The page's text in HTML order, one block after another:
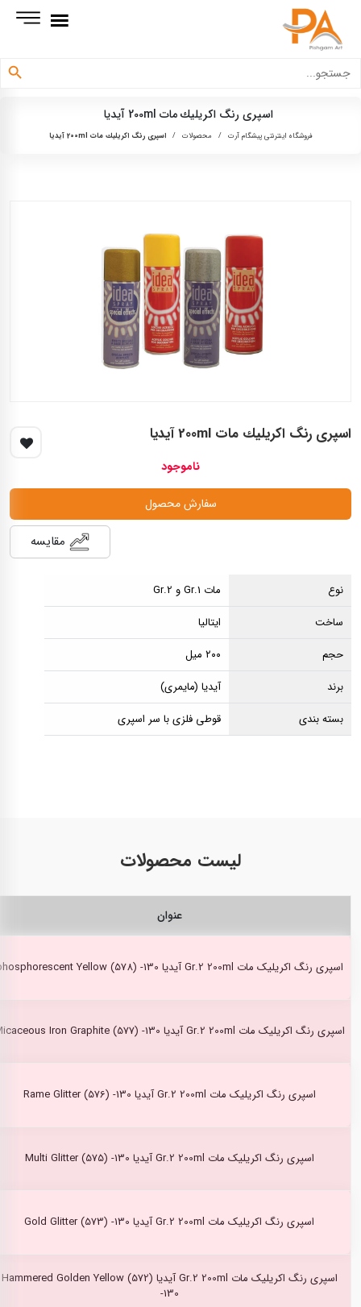
برای:
دکمه جستجو
اسپری رنگ اكريليك مات 200ml آيديا
فروشگاه اینترنتی پیشگام آرت / محصولات / اسپری رنگ اكريليك مات 200ml آيديا
اسپری رنگ اكريليك مات 200ml آيديا
ناموجود
سفارش محصول
مقایسه
نوع
مات Gr.1 و Gr.2
ساخت
ایتالیا
حجم
۲۰۰ میل
برند
آیدیا (مایمری)
بسته بندی
قوطی فلزی با سر اسپری
لیست محصولات
عنوان
اسپری رنگ اکریلیک مات Gr.2 200ml آیدیا phosphorescent Yellow (578) -130
اسپری رنگ اکریلیک مات Gr.2 200ml آیدیا Micaceous Iron Graphite (577) -130
اسپری رنگ اکریلیک مات Gr.2 200ml آیدیا Rame Glitter (576) -130
اسپری رنگ اکریلیک مات Gr.2 200ml آیدیا Multi Glitter (575) -130
اسپری رنگ اکریلیک مات Gr.2 200ml آیدیا Gold Glitter (573) -130
اسپری رنگ اکریلیک مات Gr.2 200ml آیدیا Hammered Golden Yellow (572)
-130